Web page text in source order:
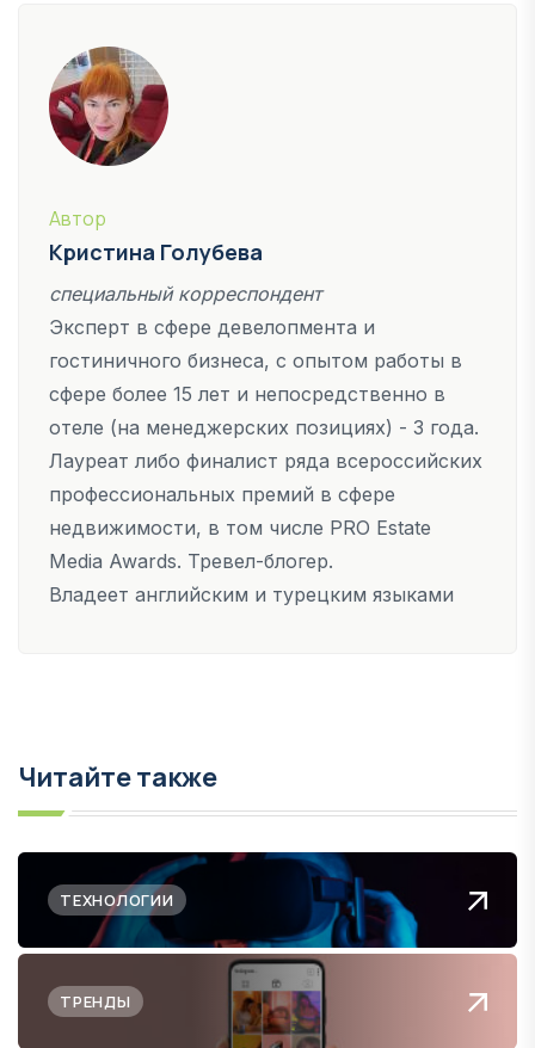
Автор
Кристина Голубева
специальный корреспондент
Эксперт в сфере девелопмента и
гостиничного бизнеса, с опытом работы в
сфере более 15 лет и непосредственно в
отеле (на менеджерских позициях) - 3 года.
Лауреат либо финалист ряда всероссийских
профессиональных премий в сфере
недвижимости, в том числе PRO Estate
Media Awards. Тревел-блогер.
Владеет английским и турецким языками
Читайте также
ТЕХНОЛОГИИ
ТРЕНДЫ